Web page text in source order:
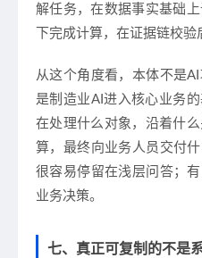
解任务，在数据事实基础
下完成计算，在证据链校验
从这个角度看，本体不是
是制造业AI进入核心业务
在处理什么对象，沿着什
算，最终向业务人员交付
很容易停留在浅层问答；
业务决策。
七、真正可复制的不是